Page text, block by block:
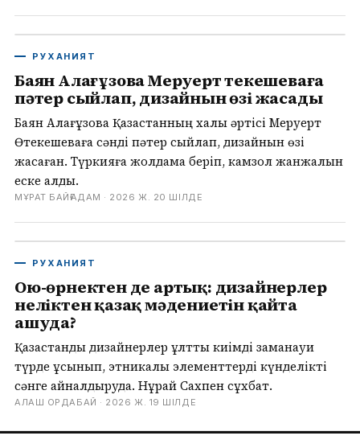
РУХАНИЯТ
Баян Алағұзова Меруерт Өтекешеваға
пәтер сыйлап, дизайнын өзі жасады
Баян Алағұзова Қазақстанның халық әртісі Меруерт
Өтекешеваға сәнді пәтер сыйлап, дизайнын өзі
жасаған. Түркияға жолдама беріп, камзол жанжалын
еске алды.
МҰРАТ БАЙҒАДАМ · 2026 Ж. 20 ШІЛДЕ
РУХАНИЯТ
Ою-өрнектен де артық: дизайнерлер
неліктен қазақ мәдениетін қайта
ашуда?
Қазақстандық дизайнерлер ұлттық киімді заманауи
түрде ұсынып, этникалық элементтерді күнделікті
сәнге айналдыруда. Нұрай Сахпен сұхбат.
АЛАШ ОРДАБАЙ · 2026 Ж. 19 ШІЛДЕ